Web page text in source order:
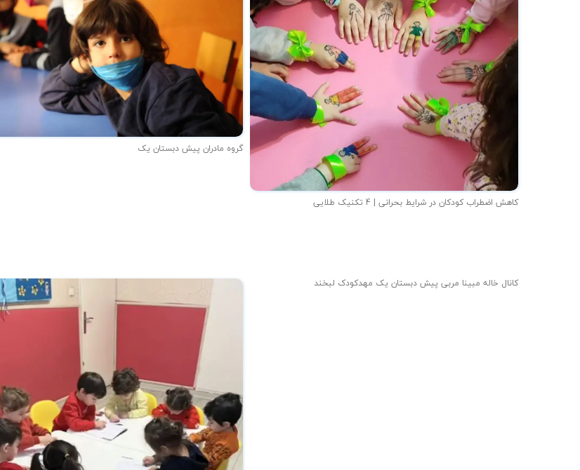
کاهش اضطراب کودکان در شرایط بحرانی | 4 تکنیک طلایی
گروه مادران پیش دبستان یک
کانال خاله مبینا مربی پیش دبستان یک مهدکودک لبخند